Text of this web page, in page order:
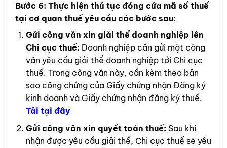
Bước 6: Thực hiện thủ tục đóng cửa mã số thuế
tại cơ quan thuế yêu cầu các bước sau:
Gửi công văn xin giải thể doanh nghiệp lên
Chi cục thuế: Doanh nghiệp cần gửi một công
văn yêu cầu giải thể doanh nghiệp tới Chi cục
thuế. Trong công văn này, cần kèm theo bản
sao công chứng của Giấy chứng nhận Đăng ký
kinh doanh và Giấy chứng nhận đăng ký thuế.
Tải tại đây
Gửi công văn xin quyết toán thuế: Sau khi
nhận được yêu cầu giải thể, Chi cục thuế sẽ yêu